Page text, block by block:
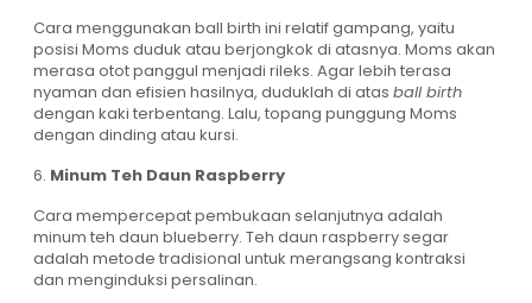
Cara menggunakan ball birth ini relatif gampang, yaitu
posisi Moms duduk atau berjongkok di atasnya. Moms akan
merasa otot panggul menjadi rileks. Agar lebih terasa
nyaman dan efisien hasilnya, duduklah di atas ball birth
dengan kaki terbentang. Lalu, topang punggung Moms
dengan dinding atau kursi.
6. Minum Teh Daun Raspberry
Cara mempercepat pembukaan selanjutnya adalah
minum teh daun blueberry. Teh daun raspberry segar
adalah metode tradisional untuk merangsang kontraksi
dan menginduksi persalinan.